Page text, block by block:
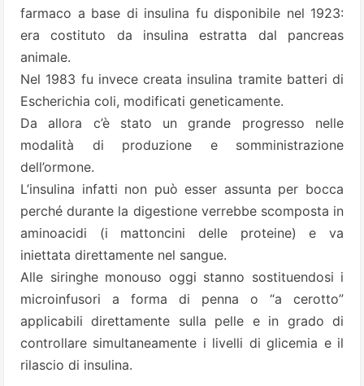
farmaco a base di insulina fu disponibile nel 1923:
era costituto da insulina estratta dal pancreas
animale.
Nel 1983 fu invece creata insulina tramite batteri di
Escherichia coli, modificati geneticamente.
Da allora c’è stato un grande progresso nelle
modalità di produzione e somministrazione
dell’ormone.
L’insulina infatti non può esser assunta per bocca
perché durante la digestione verrebbe scomposta in
aminoacidi (i mattoncini delle proteine) e va
iniettata direttamente nel sangue.
Alle siringhe monouso oggi stanno sostituendosi i
microinfusori a forma di penna o “a cerotto”
applicabili direttamente sulla pelle e in grado di
controllare simultaneamente i livelli di glicemia e il
rilascio di insulina.